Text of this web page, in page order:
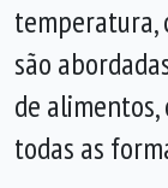
temperatura,
são
de
todas as